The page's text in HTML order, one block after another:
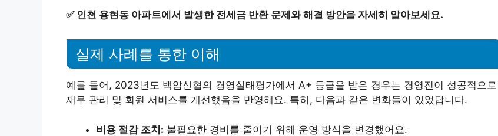
✅ 인천 용현동 아파트에서 발생한 전세금 반환 문제와 해결 방안을 자세히 알아보세요.
실제 사례를 통한 이해
예를 들어, 2023년도 백암신협의 경영실태평가에서 A+ 등급을 받은 경우는 경영진이 성공적으로
재무 관리 및 회원 서비스를 개선했음을 반영해요. 특히, 다음과 같은 변화들이 있었답니다.
비용 절감 조치: 불필요한 경비를 줄이기 위해 운영 방식을 변경했어요.